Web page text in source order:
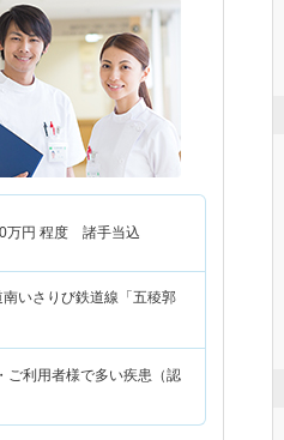
万円 程度 諸手当込
いさりび鉄道線「五稜郭
ご利用者様で多い疾患（認